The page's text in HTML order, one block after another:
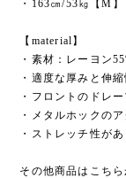
・163㎝/53㎏【M】
【material】
・素材：レーヨン
・適度な厚みと伸
・フロントのドレ
・メタルホックの
・ストレッチ性が
その他商品はこち